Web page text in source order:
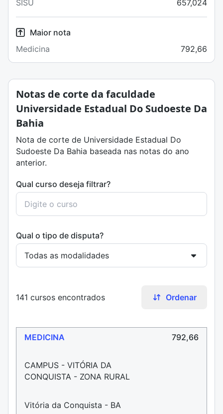
SISU
657,024
Maior nota
Medicina
792,66
Notas de corte da faculdade
Universidade Estadual Do Sudoeste Da
Bahia
Nota de corte de Universidade Estadual Do
Sudoeste Da Bahia baseada nas notas do ano
anterior.
Qual curso deseja filtrar?
Qual o tipo de disputa?
141 cursos encontrados Ordenar
MEDICINA
CAMPUS - VITÓRIA DA
CONQUISTA - ZONA RURAL
Vitória da Conquista - BA
792,66